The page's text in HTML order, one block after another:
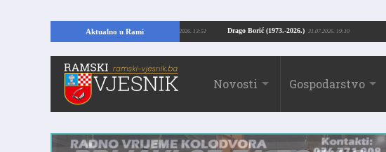
Aktualno u Rami Drago Borić (1973.-2026.) 31.07.2026. 19:10
Kopajući temelje kuće, pronašao vrijedne arheološke ostatke 24.07.2026. 13:51
Novosti Gospodarstvo